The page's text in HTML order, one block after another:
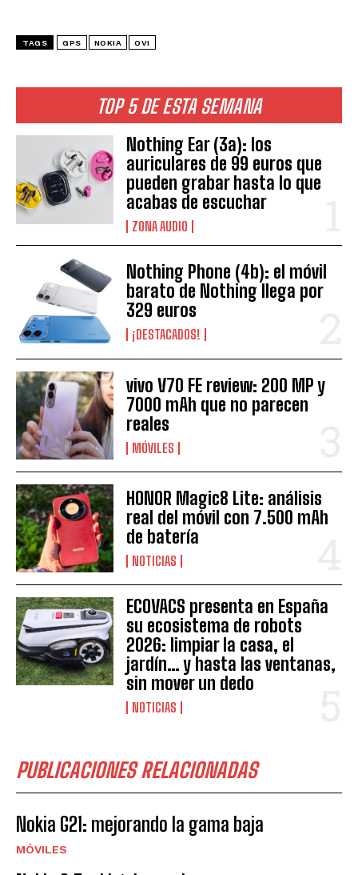
TOP 5 DE ESTA SEMANA
Nothing Ear (3a): los
auriculares de 99 euros que
pueden grabar hasta lo que
acabas de escuchar
ZONA AUDIO
Nothing Phone (4b): el móvil
barato de Nothing llega por
329 euros
¡DESTACADOS!
vivo V70 FE review: 200 MP y
7000 mAh que no parecen
reales
MÓVILES
HONOR Magic8 Lite: análisis
real del móvil con 7.500 mAh
de batería
NOTICIAS
ECOVACS presenta en España
su ecosistema de robots
2026: limpiar la casa, el
jardín… y hasta las ventanas,
sin mover un dedo
NOTICIAS
PUBLICACIONES RELACIONADAS
Nokia G21: mejorando la gama baja
MÓVILES
TAGS GPS NOKIA OVI